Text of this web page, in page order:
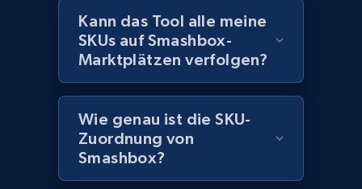
Lazada - Products
URL, Title, Rating, Reviews, Initial price, Final
price, Currency, Stock, and more.
Lazada - Products - Discover products by
Kann das Tool alle meine
SKUs auf Smashbox-
Marktplätzen verfolgen?
Wie genau ist die SKU-
Zuordnung von
Smashbox?